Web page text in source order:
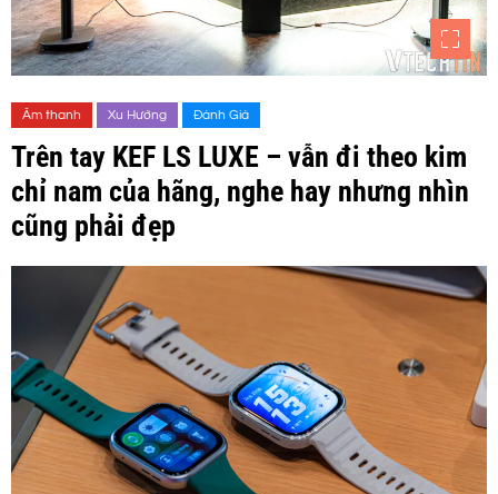
Âm thanh Xu Hướng Đánh Giá
Trên tay KEF LS LUXE – vẫn đi theo kim
chỉ nam của hãng, nghe hay nhưng nhìn
cũng phải đẹp